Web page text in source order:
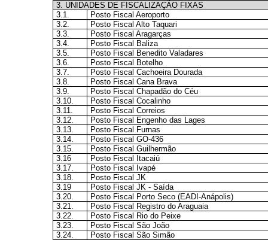
3. UNIDADES DE FISCALIZAÇÃO FIXAS
3.1.
Posto Fiscal Aeroporto
3.2.
Posto Fiscal Alto Taquari
3.3.
Posto Fiscal Aragarças
3.4.
Posto Fiscal Baliza
3.5.
Posto Fiscal Benedito Valadares
3.6.
Posto Fiscal Botelho
3.7.
Posto Fiscal Cachoeira Dourada
3.8.
Posto Fiscal Cana Brava
3.9.
Posto Fiscal Chapadão do Céu
3.10.
Posto Fiscal Cocalinho
3.11.
Posto Fiscal Correios
3.12.
Posto Fiscal Engenho das Lages
3.13.
Posto Fiscal Furnas
3.14.
Posto Fiscal GO-436
3.15.
Posto Fiscal Guilhermão
3.16
Posto Fiscal Itacaiú
3.17.
Posto Fiscal Ivapé
3.18.
Posto Fiscal JK
3.19
Posto Fiscal JK - Saída
3.20.
Posto Fiscal Porto Seco (EADI-Anápolis)
3.21.
Posto Fiscal Registro do Araguaia
3.22.
Posto Fiscal Rio do Peixe
3.23.
Posto Fiscal São João
3.24.
Posto Fiscal São Simão